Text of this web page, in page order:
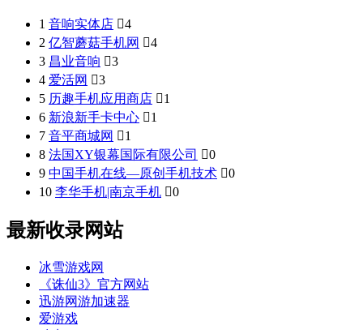
1 音响实体店 4
2 亿智蘑菇手机网 4
3 昌业音响 3
4 爱活网 3
5 历趣手机应用商店 1
6 新浪新手卡中心 1
7 音平商城网 1
8 法国XY银幕国际有限公司 0
9 中国手机在线—原创手机技术 0
10 李华手机|南京手机 0
最新收录网站
冰雪游戏网
《诛仙3》官方网站
迅游网游加速器
爱游戏